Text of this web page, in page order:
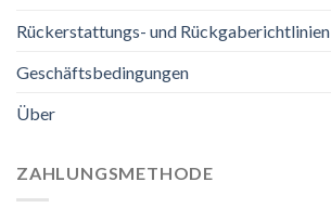
Rückerstattungs- und Rückgaberichtlinien
Geschäftsbedingungen
Über
ZAHLUNGSMETHODE